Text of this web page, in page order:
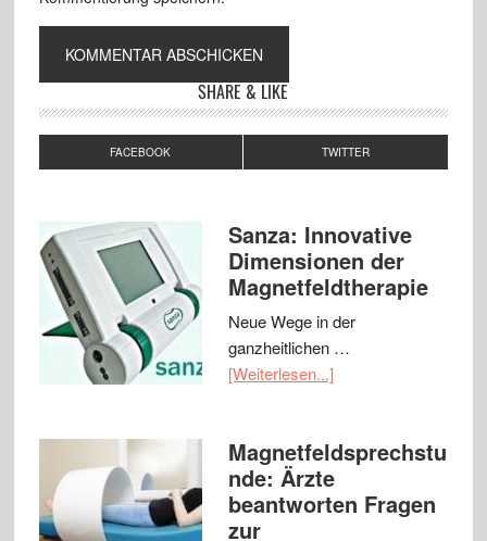
SHARE & LIKE
FACEBOOK TWITTER
Sanza: Innovative
Dimensionen der
Magnetfeldtherapie
Neue Wege in der
ganzheitlichen …
[Weiterlesen...]
Magnetfeldsprechstu
nde: Ärzte
beantworten Fragen
zur